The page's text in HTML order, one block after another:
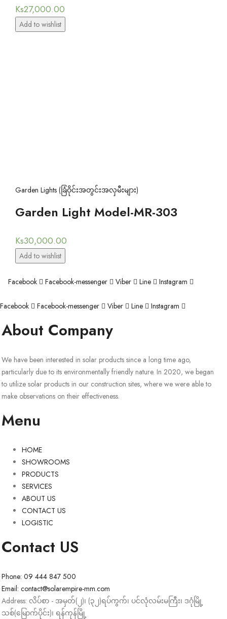
Ks27,000.00
Add to wishlist
Garden Lights (ခြံဝိုင်းအတွင်းအလှမီးများ)
Garden Light Model-MR-303
Ks30,000.00
Add to wishlist
Facebook Facebook-messenger Viber Line Instagram
Facebook Facebook-messenger Viber Line Instagram
About Company
We have been interested in solar products since a long time ago,
particularly due to its environmentally friendly nature. In 2020, we began
to utilize solar products in our construction sites, where we were able to
make observations on their effectiveness.
Menu
HOME
SHOWROOMS
PRODUCTS
SERVICES
ABOUT US
CONTACT US
LOGISTIC
Contact US
Phone: 09 444 847 500
Email: contact@solarempire-mm.com
Address: လိပ်စာ - အမှတ်(၂)၊ (၃၂)ရပ်ကွက်၊ ပင်လုံလမ်းမကြီး၊ ဒဂုံမြို့
သစ်(မြောက်ပိုင်း)၊ ရန်ကုန်မြို့